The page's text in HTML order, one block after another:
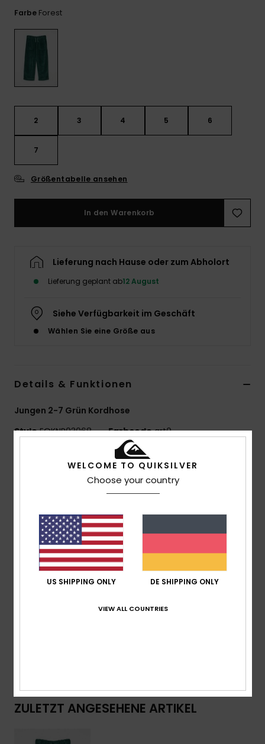
Farbe Forest
2 3 4 5 6
7
Größentabelle ansehen
In den Warenkorb
Lieferung nach Hause oder zum Abholort
Lieferung geplant ab12 August
Siehe Verfügbarkeit im Geschäft
Wählen Sie eine Größe aus
Details & Funktionen
Jungen 2-7 Grün Kordhose
StyleEQKNP03068 Farbcodegrt0
Bio-Baumwoll-Stretch-Twill
Enzymwaschung
Passform:Gerade Passform
Taille:Verstellbar Taille
Verschluss:Kordelzug
Taschen:Schrägstrich Vorne
Logo-Patch
Logo: Gewebtes Label An Der Tasche Hinten
Zusammensetzung[Hauptstoff] 100 % Baumwolle
ZULETZT ANGESEHENE ARTIKEL
WELCOME TO QUIKSILVER
Choose your country
US SHIPPING ONLY DE SHIPPING ONLY
VIEW ALL COUNTRIES